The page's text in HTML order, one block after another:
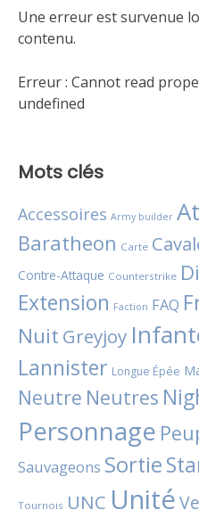
Une erreur est survenue
contenu.
Erreur : Cannot read
undefined
Mots clés
Accessoires Army builder
Baratheon Carte
Contre-Attaque Counterstrike
Extension Faction FAQ
Nuit Greyjoy
Lannister Longue Épée
Neutre Neutres
Personnage
Sauvageons Sortie
Tournois UNC Unité